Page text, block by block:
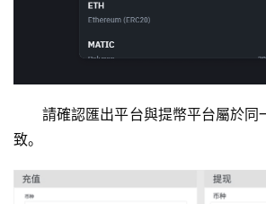
請確認匯出平台與提幣平台屬於同
致。